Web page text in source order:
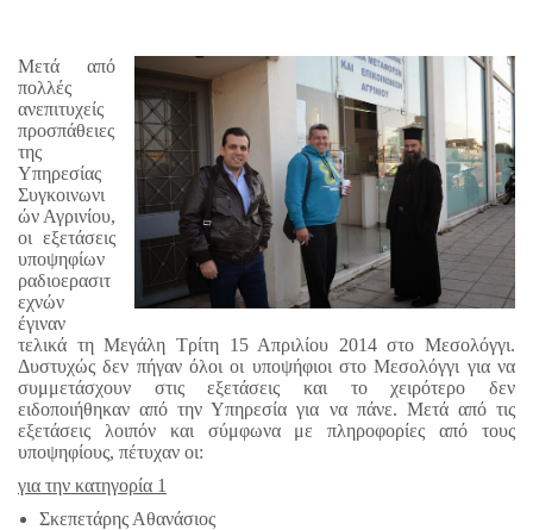
Μετά από
πολλές
ανεπιτυχείς
προσπάθειες
της
Υπηρεσίας
Συγκοινωνι
ών Αγρινίου,
οι εξετάσεις
υποψηφίων
ραδιοερασιτ
εχνών
έγιναν
τελικά τη Μεγάλη Τρίτη 15 Απριλίου 2014 στο Μεσολόγγι.
Δυστυχώς δεν πήγαν όλοι οι υποψήφιοι στο Μεσολόγγι για να
συμμετάσχουν στις εξετάσεις και το χειρότερο δεν
ειδοποιήθηκαν από την Υπηρεσία για να πάνε. Μετά από τις
εξετάσεις λοιπόν και σύμφωνα με πληροφορίες από τους
υποψηφίους, πέτυχαν οι:
για την κατηγορία 1
Σκεπετάρης Αθανάσιος